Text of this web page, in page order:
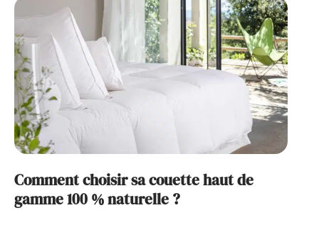
Comment choisir sa couette haut de
gamme 100 % naturelle ?